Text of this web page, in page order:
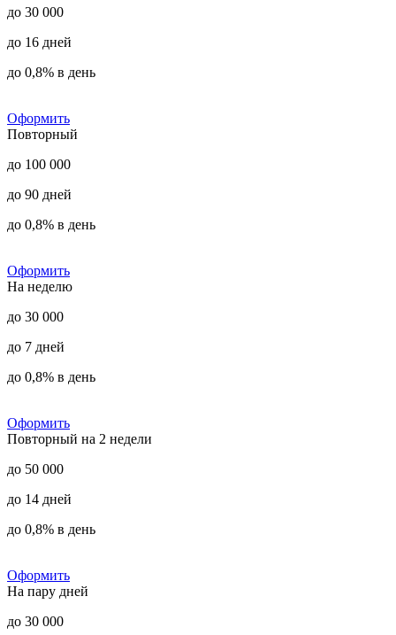
до 30 000
до 16 дней
до 0,8% в день
Оформить
Повторный
до 100 000
до 90 дней
до 0,8% в день
Оформить
На неделю
до 30 000
до 7 дней
до 0,8% в день
Оформить
Повторный на 2 недели
до 50 000
до 14 дней
до 0,8% в день
Оформить
На пару дней
до 30 000